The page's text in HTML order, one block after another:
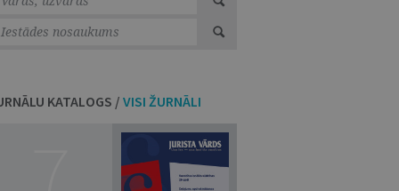
KATALOGS /VISI ŽURNĀLI